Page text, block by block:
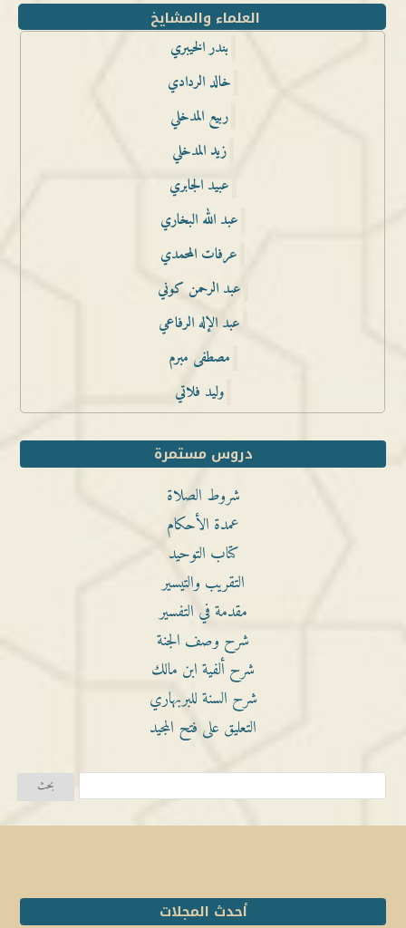
العلماء والمشايخ
بندر الخيبري
خالد الردادي
ربيع المدخلي
زيد المدخلي
عبيد الجابري
عبد الله البخاري
عرفات المحمدي
عبد الرحمن كوني
عبد الإله الرفاعي
مصطفى مبرم
وليد فلاتي
دروس مستمرة
شروط الصلاة
عمدة الأحكام
كتاب التوحيد
التقريب والتيسير
مقدمة في التفسير
شرح وصف الجنة
شرح ألفية ابن مالك
شرح السنة للبربهاري
التعليق على فتح المجيد
أحدث المجلات